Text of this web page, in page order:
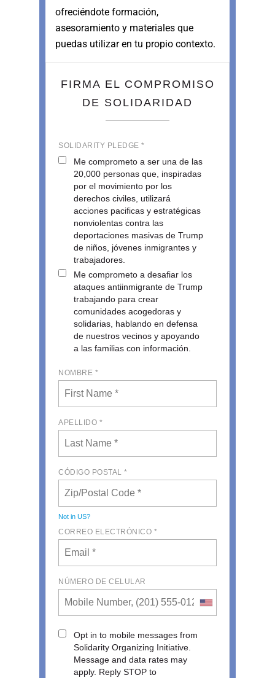
ofreciéndote formación,
asesoramiento y materiales que
puedas utilizar en tu propio contexto.
FIRMA EL COMPROMISO
DE SOLIDARIDAD
SOLIDARITY PLEDGE *
Me comprometo a ser una de las
20,000 personas que, inspiradas
por el movimiento por los
derechos civiles, utilizará
acciones pacificas y estratégicas
nonviolentas contra las
deportaciones masivas de Trump
de niños, jóvenes inmigrantes y
trabajadores.
Me comprometo a desafiar los
ataques antiinmigrante de Trump
trabajando para crear
comunidades acogedoras y
solidarias, hablando en defensa
de nuestros vecinos y apoyando
a las familias con información.
NOMBRE *
APELLIDO *
CÓDIGO POSTAL *
Not in US?
CORREO ELECTRÓNICO *
NÚMERO DE CELULAR
Opt in to mobile messages from
Solidarity Organizing Initiative.
Message and data rates may
apply. Reply STOP to